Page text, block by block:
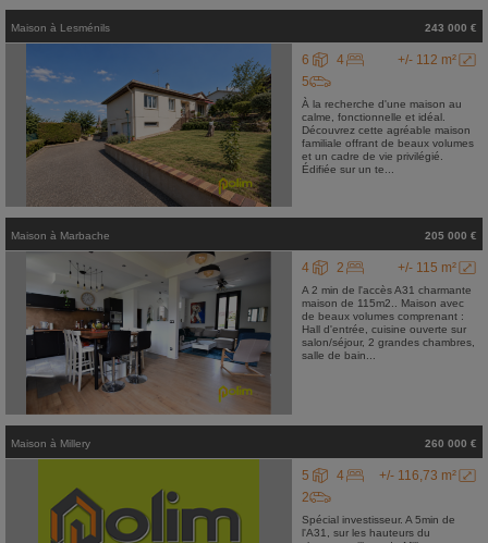
Maison à Lesménils 243 000 €
+/- 112 m²
6
4
5
À la recherche d'une maison au
calme, fonctionnelle et idéal.
Découvrez cette agréable maison
familiale offrant de beaux volumes
et un cadre de vie privilégié.
Édifiée sur un te...
Maison à Marbache 205 000 €
+/- 115 m²
4 2
A 2 min de l'accès A31 charmante
maison de 115m2.. Maison avec
de beaux volumes comprenant :
Hall d'entrée, cuisine ouverte sur
salon/séjour, 2 grandes chambres,
salle de bain...
Maison à Millery 260 000 €
+/- 116,73 m²
5
4
2
Spécial investisseur. A 5min de
l'A31, sur les hauteurs du